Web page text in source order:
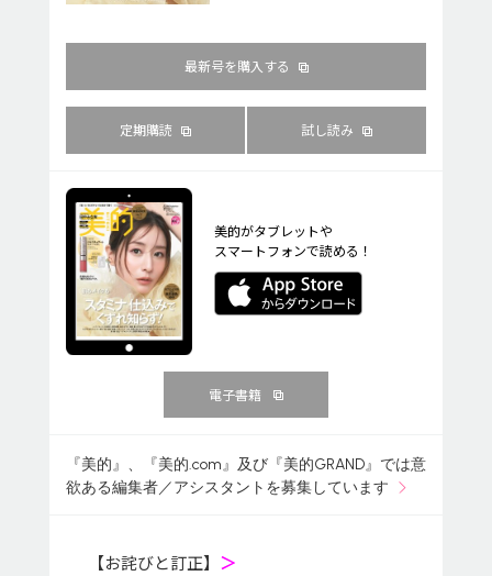
最新号を購入する
定期購読 試し読み
美的がタブレットや
スマートフォンで読める！
電子書籍
『美的』、『美的.com』及び『美的GRAND』では意
欲ある編集者／アシスタントを募集しています
【お詫びと訂正】 ＞